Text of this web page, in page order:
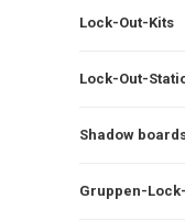
Lock-Out-Kits
Lock-Out-
Shadow
Gruppen-